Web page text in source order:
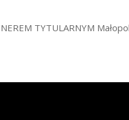
TYTULARNYM